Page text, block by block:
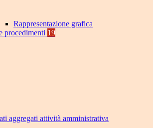
Rappresentazione grafica
procedimenti 19
aggregati attività amministrativa